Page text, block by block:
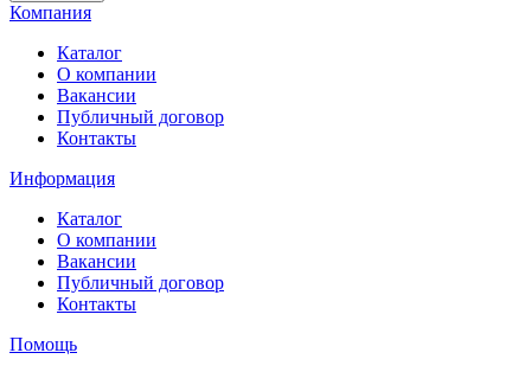
Компания
Каталог
О компании
Вакансии
Публичный договор
Контакты
Информация
Каталог
О компании
Вакансии
Публичный договор
Контакты
Помощь